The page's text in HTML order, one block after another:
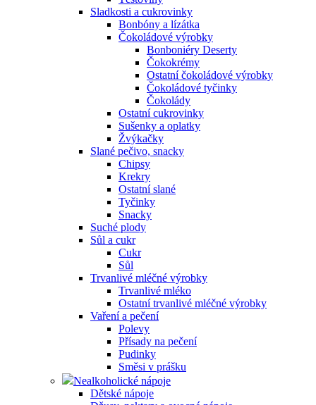
Sladkosti a cukrovinky
Bonbóny a lízátka
Čokoládové výrobky
Bonboniéry Deserty
Čokokrémy
Ostatní čokoládové výrobky
Čokoládové tyčinky
Čokolády
Ostatní cukrovinky
Sušenky a oplatky
Žvýkačky
Slané pečivo, snacky
Chipsy
Krekry
Ostatní slané
Tyčinky
Snacky
Suché plody
Sůl a cukr
Cukr
Sůl
Trvanlivé mléčné výrobky
Trvanlivé mléko
Ostatní trvanlivé mléčné výrobky
Vaření a pečení
Polevy
Přísady na pečení
Pudinky
Směsi v prášku
Nealkoholické nápoje
Dětské nápoje